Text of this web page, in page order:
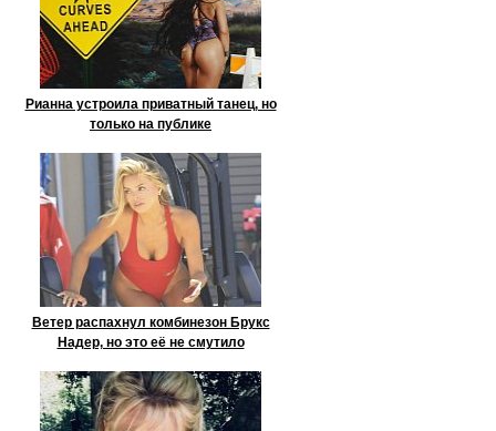
Рианна устроила приватный танец, но
только на публике
Ветер распахнул комбинезон Брукс
Надер, но это её не смутило